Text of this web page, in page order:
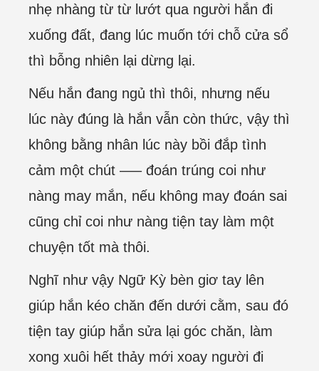
nhẹ nhàng từ từ lướt qua người hắn đi
xuống đất, đang lúc muốn tới chỗ cửa sổ
thì bỗng nhiên lại dừng lại.
Nếu hắn đang ngủ thì thôi, nhưng nếu
lúc này đúng là hắn vẫn còn thức, vậy thì
không bằng nhân lúc này bồi đắp tình
cảm một chút —– đoán trúng coi như
nàng may mắn, nếu không may đoán sai
cũng chỉ coi như nàng tiện tay làm một
chuyện tốt mà thôi.
Nghĩ như vậy Ngữ Kỳ bèn giơ tay lên
giúp hắn kéo chăn đến dưới cằm, sau đó
tiện tay giúp hắn sửa lại góc chăn, làm
xong xuôi hết thảy mới xoay người đi